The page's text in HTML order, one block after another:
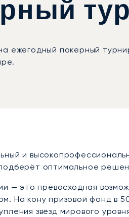
ежегодный покерный
и
оптимальное
— это превосходная
На кону призовой фонд в
звёзд мирового